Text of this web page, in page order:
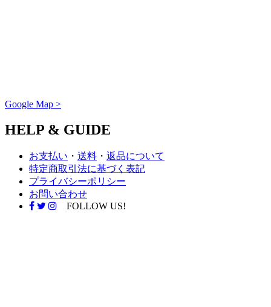
Google Map >
HELP & GUIDE
お支払い ・ 送料 ・ 返品について
特定商取引法に基づく表記
プライバシーポリシー
お問い合わせ
FOLLOW US!